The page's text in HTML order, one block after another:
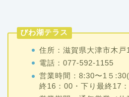
びわ湖テラス
住所：滋賀県大津市木戸
電話：077-592-1155
営業時間：8:30〜1５
終16：00・下り最終17